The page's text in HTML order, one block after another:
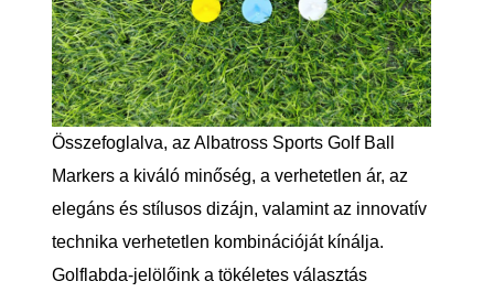
Összefoglalva, az Albatross Sports Golf Ball
Markers a kiváló minőség, a verhetetlen ár, az
elegáns és stílusos dizájn, valamint az innovatív
technika verhetetlen kombinációját kínálja.
Golflabda-jelölőink a tökéletes választás